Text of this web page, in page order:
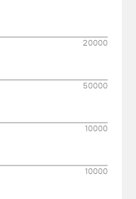
20000
50000
10000
10000